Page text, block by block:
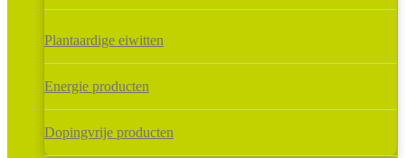
Plantaardige eiwitten
Energie producten
Dopingvrije producten